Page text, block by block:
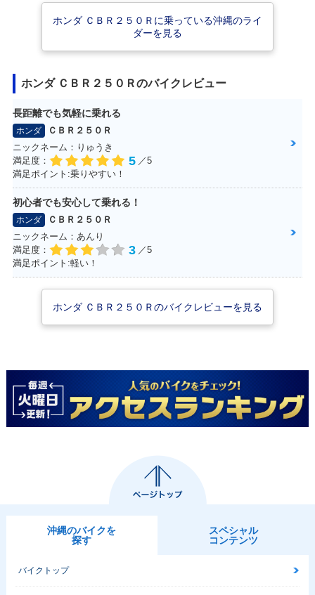
ABS・マイナーチ
2015年 CBR250
R・マイナーチェン
ABS Special Editi
2013年 CBR250R
ABS Special Editi
on・特別・限定仕
様
2013年 CBR250R
ABS・マイナーチ
ェンジ
R・マイナーチェン
2011年 CBR250R
ABS・新登場
2011年 CBR250
R・新登場
1989年 CBR250
R・カラーチェンジ
1988年 CBR250
1988年 CBR250
1987年 CBR250
R・新登場
ホンダ ＣＢＲ２５０Ｒに乗っている沖縄のライ
ダーを見る
ホンダ ＣＢＲ２５０Ｒのバイクレビュー
長距離でも気軽に乗れる
ホンダ
ＣＢＲ２５０Ｒ
ニックネーム：りゅうき
満足度：
5 ／5
満足ポイント:乗りやすい！
初心者でも安心して乗れる！
ホンダ
ＣＢＲ２５０Ｒ
ニックネーム：あんり
満足度：
3 ／5
満足ポイント:軽い！
ホンダ ＣＢＲ２５０Ｒのバイクレビューを見る
沖縄のバイクを
探す
スペシャル
コンテンツ
バイクトップ